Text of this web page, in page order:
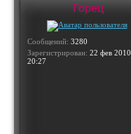
Горец
Сообщений: 3280
Зарегистрирован: 22 фев 2010,
20:27